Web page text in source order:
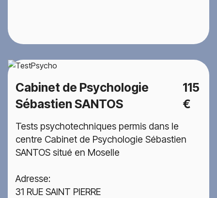
Cabinet de Psychologie
Sébastien SANTOS
115
€
Tests psychotechniques permis dans le
centre Cabinet de Psychologie Sébastien
SANTOS situé en Moselle
Adresse:
31 RUE SAINT PIERRE